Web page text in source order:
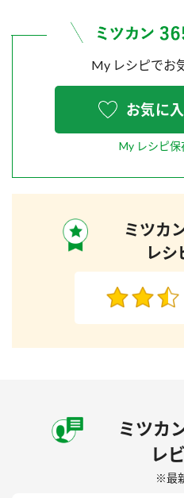
My レシピでお
お気に
My レシピ
ミツカ
レシ
ミツカ
レ
※最